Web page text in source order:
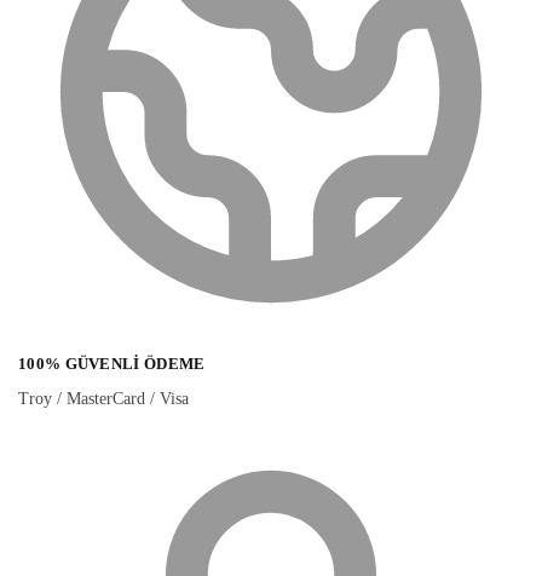
100% GÜVENLI ÖDEME
Troy / MasterCard / Visa